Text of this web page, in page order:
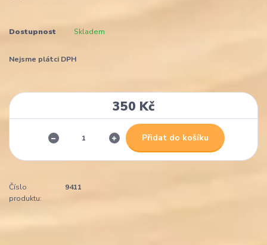
Dostupnost Skladem
Nejsme plátci DPH
350 Kč
Přidat do košíku
Číslo
produktu:
9411